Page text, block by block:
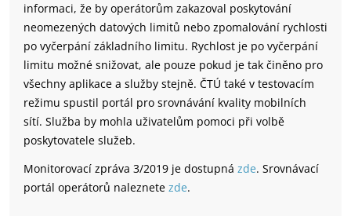
informaci, že by operátorům zakazoval poskytování
neomezených datových limitů nebo zpomalování rychlosti
po vyčerpání základního limitu. Rychlost je po vyčerpání
limitu možné snižovat, ale pouze pokud je tak činěno pro
všechny aplikace a služby stejně. ČTÚ také v testovacím
režimu spustil portál pro srovnávání kvality mobilních
sítí. Služba by mohla uživatelům pomoci při volbě
poskytovatele služeb.
Monitorovací zpráva 3/2019 je dostupná zde. Srovnávací
portál operátorů naleznete zde.